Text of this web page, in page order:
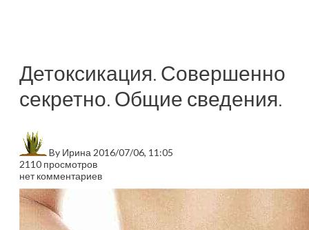
Детоксикация. Совершенно
секретно. Общие сведения.
By Ирина 2016/07/06, 11:05
2110 просмотров
нет комментариев